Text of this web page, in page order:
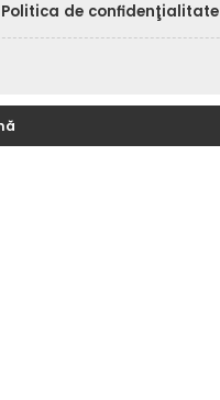
Politica de confidenţialitate